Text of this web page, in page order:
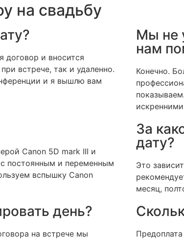
на свадьбу
договор и вносится
встрече, так и удаленно.
и я вышлю вам
Мы не
нам
Конечно.
Canon 5D mark III и
постоянным и переменным
вспышку Canon
За
дату?
Это
месяц,
день?
на встрече мы